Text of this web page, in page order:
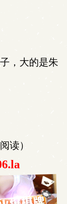
，大的是朱
读）